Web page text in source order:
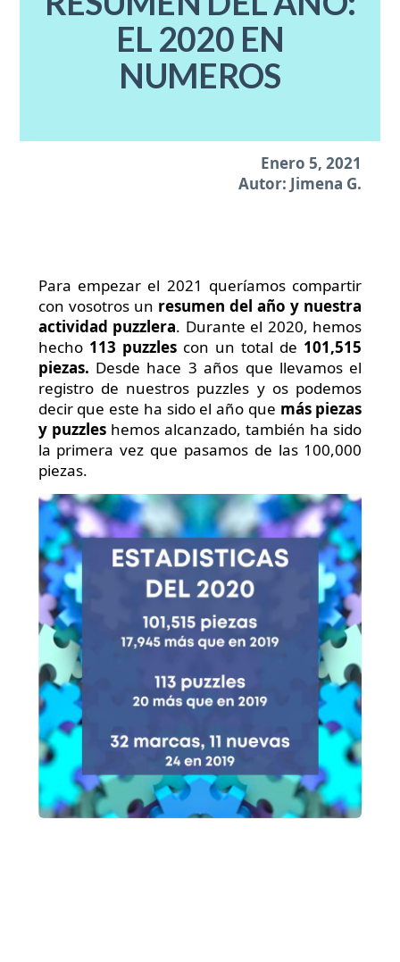
EL 2020 EN
NUMEROS
Enero 5, 2021
Autor: Jimena G.
Para empezar el 2021 queríamos compartir
con vosotros un resumen del año y nuestra
actividad puzzlera. Durante el 2020, hemos
hecho 113 puzzlescon un total de 101,515
piezas. Desde hace 3 años que llevamos el
registro de nuestros puzzles y os podemos
decir que este ha sido el año que más piezas
y puzzleshemos alcanzado, también ha sido
la primera vez que pasamos de las 100,000
piezas.